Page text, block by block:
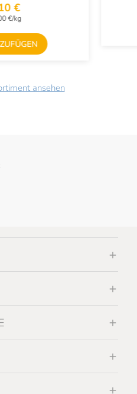
€
€/kg
ansehen